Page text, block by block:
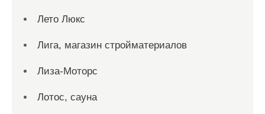
Лето Люкс
Лига, магазин стройматериалов
Лиза-Моторс
Лотос, сауна